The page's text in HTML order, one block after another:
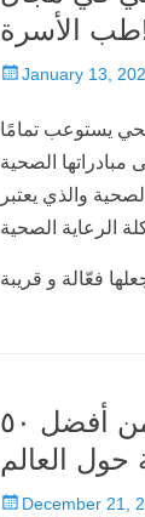
Posted
January 13,
يستوعب تمامًا
مبادراتها الصحية
الصحية والذي يعتبر
الرعاية الصحية
تكريم الأكاديمية الطبية الافتراضية ضمن أفضل ٥٠
حول العالم
Posted
December 21,